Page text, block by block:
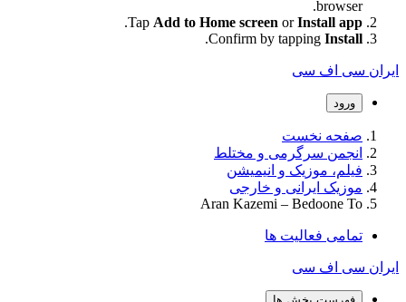
browser.
Tap Add to Home screen orInstall app
.
Confirm by tapping Install
.
ایران سی اف سی
ورود
صفحه نخست
انجمن سرگرمی و مختلط
فیلم، موزیک و انیمیشن
موزیک ایرانی و خارجی
Aran Kazemi – Bedoone To
تمامی فعالیت ها
ایران سی اف سی